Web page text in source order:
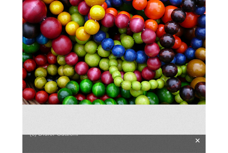
(c) Didier Gualeni
×